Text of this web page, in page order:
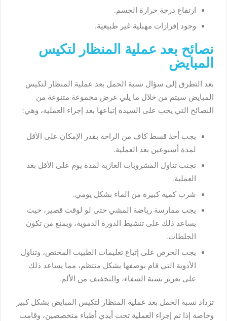
ارتفاع درجة حرارة الجسم.
وجود إفرازات مهبلية غير طبيعية.
نصائح بعد عملية المنظار لتكيس
المبايض
بعد التطرق إلى سؤال نسبة الحمل بعد عملية المنظار لتكيس
المبايض سيتم من خلال ما يلي عرض مجموعة متنوعة من
النصائح التي يجب على السيدة إتباعها بعد إجراء العملية، وهي:
يجب أخذ قسط كاف من الراحة بقدر الإمكان على الأقل
لمدة أسبوعين بعد العملية.
تجنب تناول المشروبات الغازية لمدة يوم على الأقل بعد
العملية.
شرب كمية كبيرة من الماء بشكل يومي.
يجب ممارسة رياضة المشي حتى لو لوقت قصير، حيث
يساعد ذلك على تنشيط الدورة الدموية، ويمنع من تكون
الجلطات.
يجب الحرص على إتباع تعليمات الطبيب المختص، وتناول
الأدوية التي قام بوصفها بشكل منتظم، مما يساعد ذلك
على تعزيز نسبة الشفاء، والتخفيف من الألم.
تزداد نسبة الحمل بعد عملية المنظار لتكيس المبايض بشكل كبير
وخاصة إذا تم إجراء العملية تحت أيدي أطباء متخصصين، وقامت